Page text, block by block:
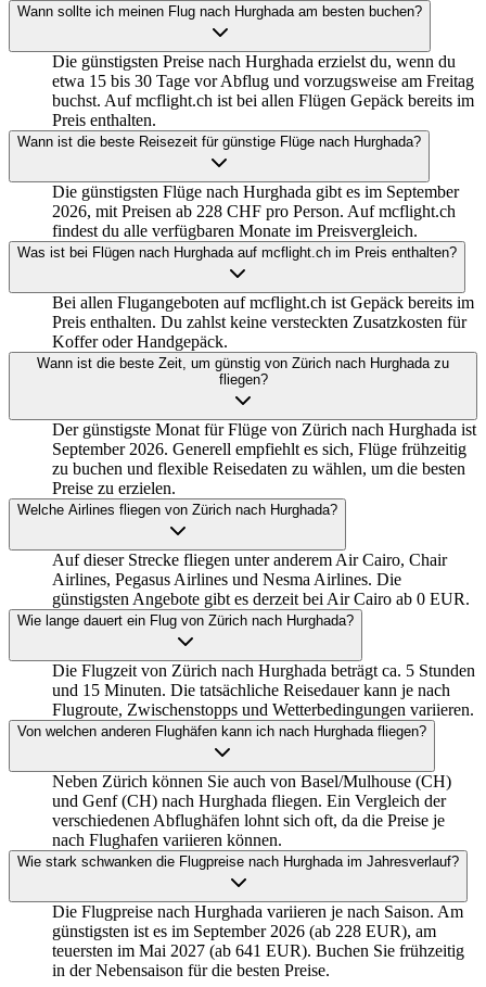
Wann sollte ich meinen Flug nach Hurghada am besten buchen?
Die günstigsten Preise nach Hurghada erzielst du, wenn du
etwa 15 bis 30 Tage vor Abflug und vorzugsweise am Freitag
buchst. Auf mcflight.ch ist bei allen Flügen Gepäck bereits im
Preis enthalten.
Wann ist die beste Reisezeit für günstige Flüge nach Hurghada?
Die günstigsten Flüge nach Hurghada gibt es im September
2026, mit Preisen ab 228 CHF pro Person. Auf mcflight.ch
findest du alle verfügbaren Monate im Preisvergleich.
Was ist bei Flügen nach Hurghada auf mcflight.ch im Preis enthalten?
Bei allen Flugangeboten auf mcflight.ch ist Gepäck bereits im
Preis enthalten. Du zahlst keine versteckten Zusatzkosten für
Koffer oder Handgepäck.
Wann ist die beste Zeit, um günstig von Zürich nach Hurghada zu
fliegen?
Der günstigste Monat für Flüge von Zürich nach Hurghada ist
September 2026. Generell empfiehlt es sich, Flüge frühzeitig
zu buchen und flexible Reisedaten zu wählen, um die besten
Preise zu erzielen.
Welche Airlines fliegen von Zürich nach Hurghada?
Auf dieser Strecke fliegen unter anderem Air Cairo, Chair
Airlines, Pegasus Airlines und Nesma Airlines. Die
günstigsten Angebote gibt es derzeit bei Air Cairo ab 0 EUR.
Wie lange dauert ein Flug von Zürich nach Hurghada?
Die Flugzeit von Zürich nach Hurghada beträgt ca. 5 Stunden
und 15 Minuten. Die tatsächliche Reisedauer kann je nach
Flugroute, Zwischenstopps und Wetterbedingungen variieren.
Von welchen anderen Flughäfen kann ich nach Hurghada fliegen?
Neben Zürich können Sie auch von Basel/Mulhouse (CH)
und Genf (CH) nach Hurghada fliegen. Ein Vergleich der
verschiedenen Abflughäfen lohnt sich oft, da die Preise je
nach Flughafen variieren können.
Wie stark schwanken die Flugpreise nach Hurghada im Jahresverlauf?
Die Flugpreise nach Hurghada variieren je nach Saison. Am
günstigsten ist es im September 2026 (ab 228 EUR), am
teuersten im Mai 2027 (ab 641 EUR). Buchen Sie frühzeitig
in der Nebensaison für die besten Preise.